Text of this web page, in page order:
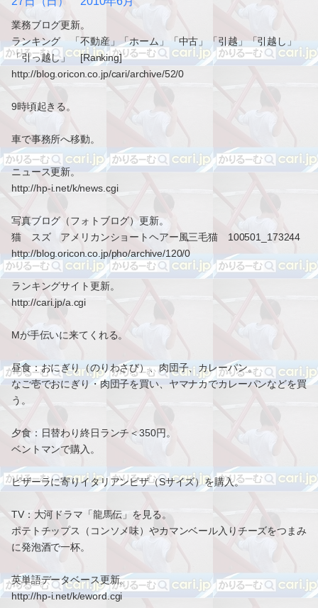
業務ブログ更新。
ランキング 「不動産」「ホーム」「中古」「引越」「引越し」
「引っ越し」 [Ranking]
http://blog.oricon.co.jp/cari/archive/52/0
9時頃起きる。
車で事務所へ移動。
ニュース更新。
http://hp-i.net/k/news.cgi
写真ブログ（フォトブログ）更新。
猫 スズ アメリカンショートヘアー風三毛猫 100501_173244
http://blog.oricon.co.jp/pho/archive/120/0
ランキングサイト更新。
http://cari.jp/a.cgi
Mが手伝いに来てくれる。
昼食：おにぎり（のりわさび）、肉団子、カレーパン。
なご壱でおにぎり・肉団子を買い、ヤマナカでカレーパンなどを買
う。
夕食：日替わり終日ランチ＜350円。
ベントマンで購入。
ピザーラに寄りイタリアンピザ（Sサイズ）を購入。
TV：大河ドラマ「龍馬伝」を見る。
ポテトチップス（コンソメ味）やカマンベール入りチーズをつまみ
に発泡酒で一杯。
英単語データベース更新。
http://hp-i.net/k/eword.cgi